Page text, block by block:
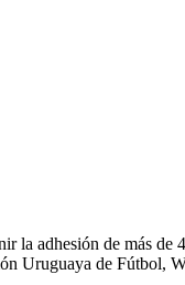
adhesión de más
Uruguaya de Fútbol,